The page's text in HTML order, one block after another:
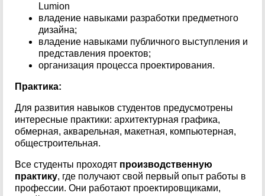
Lumion
владение навыками разработки предметного
дизайна;
владение навыками публичного выступления и
представления проектов;
организация процесса проектирования.
Практика:
Для развития навыков студентов предусмотрены
интересные практики: архитектурная графика,
обмерная, акварельная, макетная, компьютерная,
общестроительная.
Все студенты проходят производственную
практику, где получают свой первый опыт работы в
профессии. Они работают проектировщиками,